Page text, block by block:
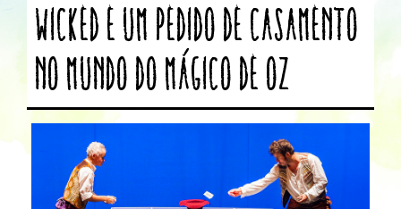
Wicked e um pedido de casamento
no mundo do Mágico de Oz